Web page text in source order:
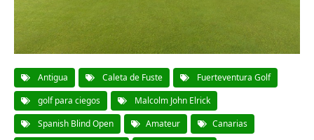
Antigua Caleta de Fuste
Fuerteventura Golf
golf para ciegos
Malcolm John Elrick
Spanish Blind Open
Amateur
Canarias